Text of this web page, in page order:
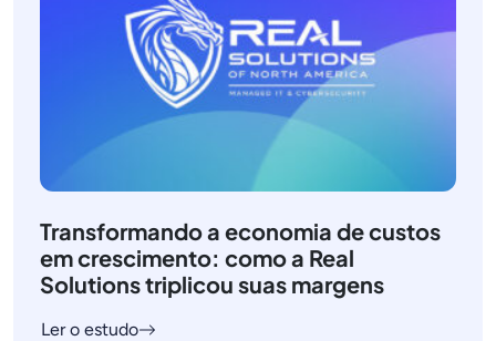
Transformando a economia de custos
em crescimento: como a Real
Solutions triplicou suas margens
Ler o estudo